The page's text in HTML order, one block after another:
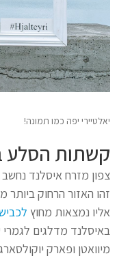
יאלטיירי יפה כמו תמונה!
קשתות הסלע
צפון מזרח איסלנד
זהו האזור הרחוק ביותר
אליו נמצאות מחוץ
באיסלנד מדלגים לגמרי
מיוואטן ופארק